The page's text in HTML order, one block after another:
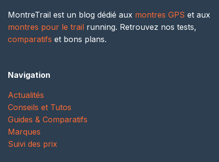
MontreTrail est un blog dédié aux montres GPS et aux
montres pour le trail running. Retrouvez nos tests,
comparatifs et bons plans.
Navigation
Actualités
Conseils et Tutos
Guides & Comparatifs
Marques
Suivi des prix